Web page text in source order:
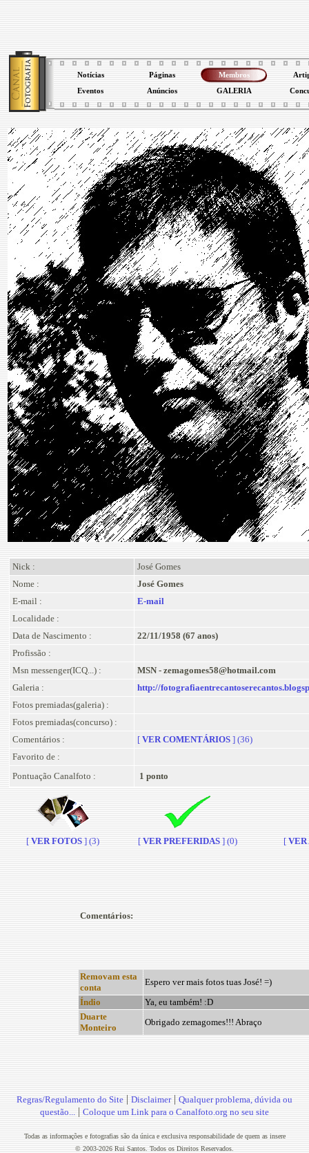
Notícias Páginas Membros
Eventos Anúncios GALERIA
Nick :
José Gomes
Nome :
José Gomes
E-mail :
E-mail
Localidade :
Data de Nascimento :
22/11/1958 (67 anos)
Profissão :
Msn messenger(ICQ...) :
MSN - zemagomes58@hotmail.com
Galeria :
http://
Fotos premiadas(galeria) :
Fotos premiadas(concurso) :
Comentários :
[ VER COMENTÁRIOS ] (36)
Favorito de :
Pontuação Canalfoto :
1 ponto
[ VER FOTOS ] (3) [VER PREFERIDAS ] (0) [ VER
Comentários:
Removam esta
conta
Espero ver mais fotos tuas José! =)
Índio
Ya, eu também! :D
Duarte
Monteiro
Obrigado zemagomes!!! Abraço
Regras/Regulamento do Site | Disclaimer| Qualquer problema, dúvida ou
questão... | Coloque um Link para o Canalfoto.org no seu site
Todas as informações e fotografias são da única e exclusiva responsabilidade de quem as insere
© 2003-2026 Rui Santos. Todos os Direitos Reservados.